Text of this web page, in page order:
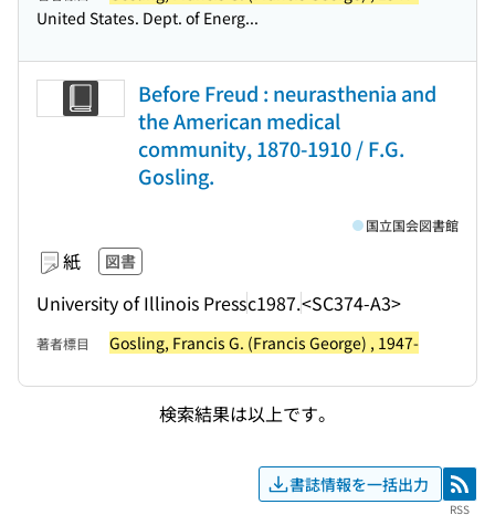
United States. Dept. of Energ...
Before Freud : neurasthenia and
the American medical
community, 1870-1910 / F.G.
Gosling.
紙 図書
University of Illinois Pressc1987.<SC374-A3>
国立国会図書館
著者標目 Gosling, Francis G. (Francis George) , 1947-
検索結果は以上です。
書誌情報を一括出力 RSS
RSS